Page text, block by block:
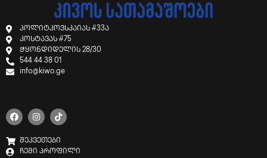
პოლიტკოვსკაიას #33ა
კოსტავას #75
ჭყონდიდელის 28/30
544 44 38 01
info@kiwo.ge
შეკვეთები
ჩემი პროფილი